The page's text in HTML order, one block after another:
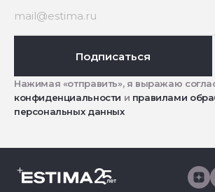
Подписаться
Нажимая «отправить», я выражаю
конфиденциальности и правилами
персональных данных